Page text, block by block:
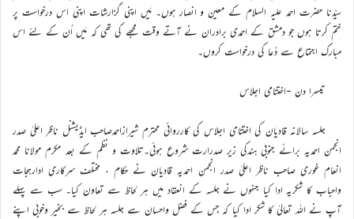
سیّدنا حضرت احمد علیہ السلام کے معین و انصار ہوں۔ مَیں اپنی گزارشات اپنی اس درخواست پر
ختم کرتا ہوں جو دمشق کے احمدی برادران نے آتے وقت مجھے کی تھی کہ مَیں اُن کے لئے اس
مبارک اجتماع سے دُعا کی درخواست کروں۔
تیسرا دن -اختتامی اجلاس
جلسہ سالانہ قادیان کی اختتامی اجلاس کی کارروائی محترم شیرازاحمدصاحب ایڈیشنل ناظر اعلیٰ صدر
انجمن احمدیہ برائے جنوبی ہندکی زیر صدرارت شروع ہوئی۔تلاوت و نظم کے بعد مکرم مولانا محمد
انعام غوری صاحب ناظر اعلیٰ صدر انجمن احمدیہ قادیان نے حکام ، مختلف سرکاری ادارہجات
واحباب کا شکریہ ادا کیا جنہوں نے جلسہ کے انعقاد میں ہر لحاظ سے تعاون کیا۔ سب سے پہلے
آپ نے اللہ تعالیٰ کا شکر ادا کیا کہ جس کے فضل واحسان سے جلسہ ہر لحاظ سے بخیر وخوبی اپنے